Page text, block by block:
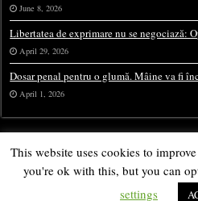
June 8, 2026
Libertatea de exprimare nu se negociază:
April 29, 2026
Dosar penal pentru o glumă. Mâine va fi
April 1, 2026
This website uses cookies to
you're ok with this, but you can
settings